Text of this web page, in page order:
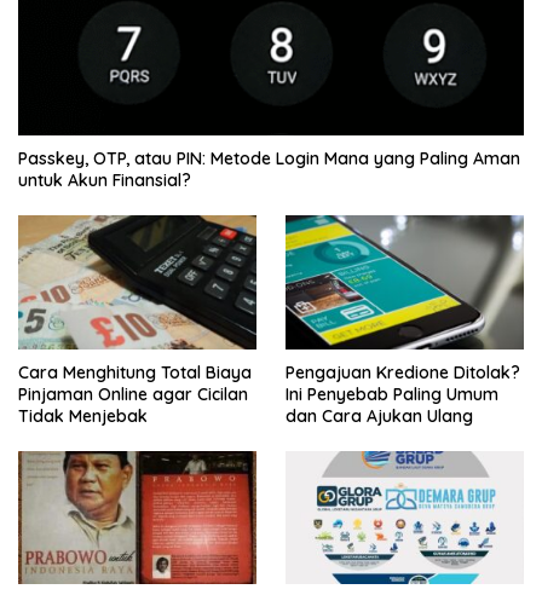
Passkey, OTP, atau PIN: Metode Login Mana yang Paling Aman
untuk Akun Finansial?
Cara Menghitung Total Biaya
Pinjaman Online agar Cicilan
Tidak Menjebak
Pengajuan Kredione Ditolak?
Ini Penyebab Paling Umum
dan Cara Ajukan Ulang